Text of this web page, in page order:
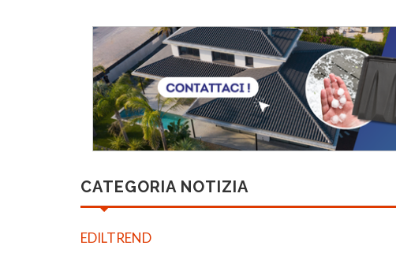
CATEGORIA NOTIZIA
EDILTREND